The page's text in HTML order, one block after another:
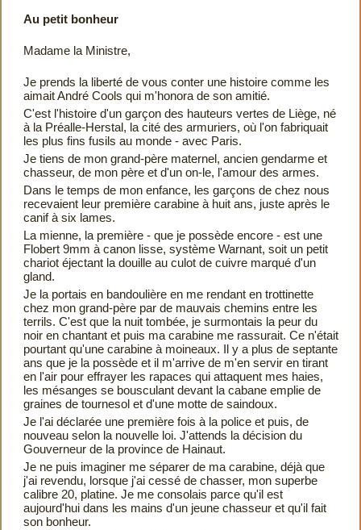
Au petit bonheur
Madame la Ministre,
Je prends la liberté de vous conter une histoire comme les
aimait André Cools qui m'honora de son amitié.
C'est l'histoire d'un garçon des hauteurs vertes de Liège, né
à la Préalle-Herstal, la cité des armuriers, où l'on fabriquait
les plus fins fusils au monde - avec Paris.
Je tiens de mon grand-père maternel, ancien gendarme et
chasseur, de mon père et d'un on-­le, l'amour des armes.
Dans le temps de mon enfance, les garçons de chez nous
recevaient leur première carabine à huit ans, juste après le
canif à six lames.
La mienne, la première - que je possède encore - est une
Flobert 9mm à canon lisse, système Warnant, soit un petit
chariot éjectant la douille au culot de cuivre marqué d'un
gland.
Je la portais en bandoulière en me rendant en trottinette
chez mon grand-père par de mauvais chemins entre les
terrils. C'est que la nuit tombée, je surmontais la peur du
noir en chantant et puis ma carabine me rassurait. Ce n'était
pourtant qu'une carabine à moineaux. Il y a plus de septante
ans que je la possède et il m'arrive de m'en servir en tirant
en l'air pour effrayer les rapaces qui attaquent mes haies,
les mésanges se bousculant devant la cabane emplie de
graines de tournesol et d'une motte de saindoux.
Je l'ai déclarée une première fois à la police et puis, de
nouveau selon la nouvelle loi. J'attends la décision du
Gouverneur de la province de Hainaut.
Je ne puis imaginer me séparer de ma carabine, déjà que
j'ai revendu, lorsque j'ai cessé de chasser, mon superbe
calibre 20, platine. Je me consolais parce qu'il est
aujourd'hui dans les mains d'un jeune chasseur et qu'il fait
son bonheur.